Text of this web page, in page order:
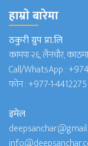
हाम्राे बारेमा
ठकुरी ग्रुप प्रा.लि
कामपा २६, लैनचौर,
Call/WhatsApp :
फोन :+977-1-4412275
इमेल